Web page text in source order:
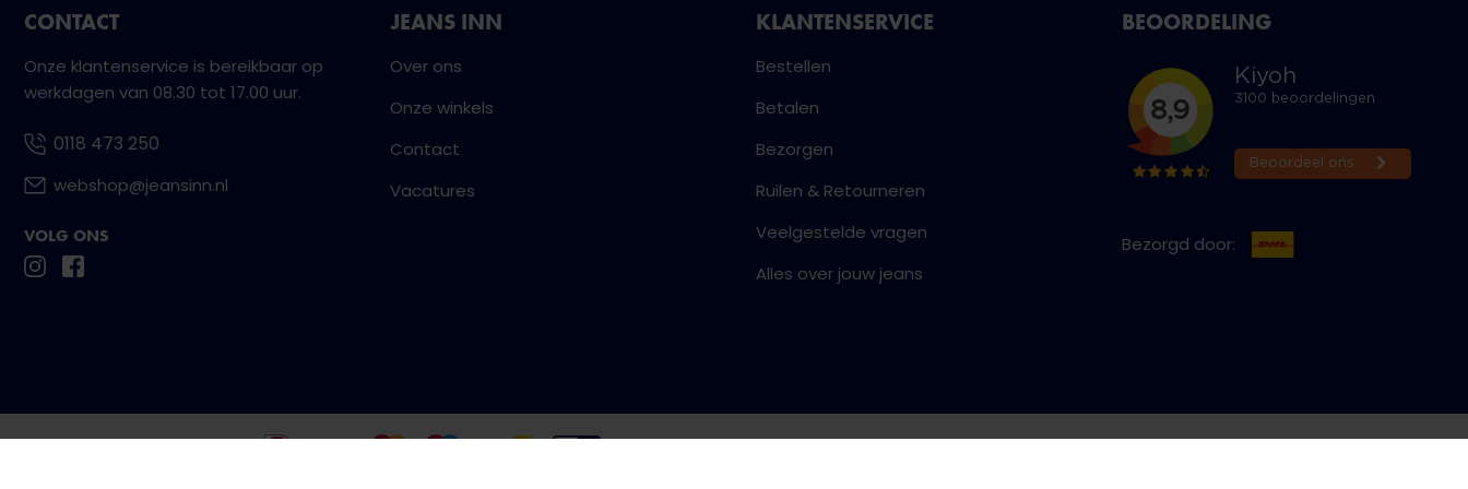
CONTACT
Onze klantenservice is bereikbaar op
werkdagen van 08.30 tot 17.00 uur.
0118 473 250
webshop@jeansinn.nl
VOLG ONS
JEANS INN
Over ons
Onze winkels
Contact
Vacatures
KLANTENSERVICE
Bestellen
Betalen
Bezorgen
Ruilen & Retourneren
Veelgestelde vragen
Alles over jouw jeans
BEOORDELING
Bezorgd door:
Betaal eenvoudig en veilig met